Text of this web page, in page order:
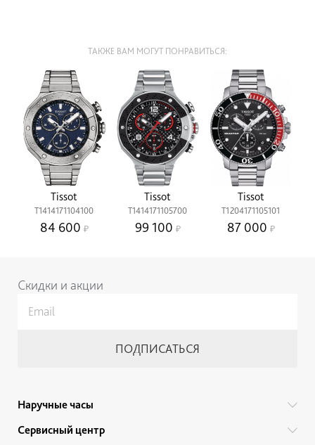
ТАКЖЕ ВАМ МОГУТ ПОНРАВИТЬСЯ:
Tissot
T1414171104100
84 600
Tissot
T1414171105700
99 100
Tissot
T1204171105101
87 000
Скидки и акции
Наручные часы
Все бренды
Сервисный центр